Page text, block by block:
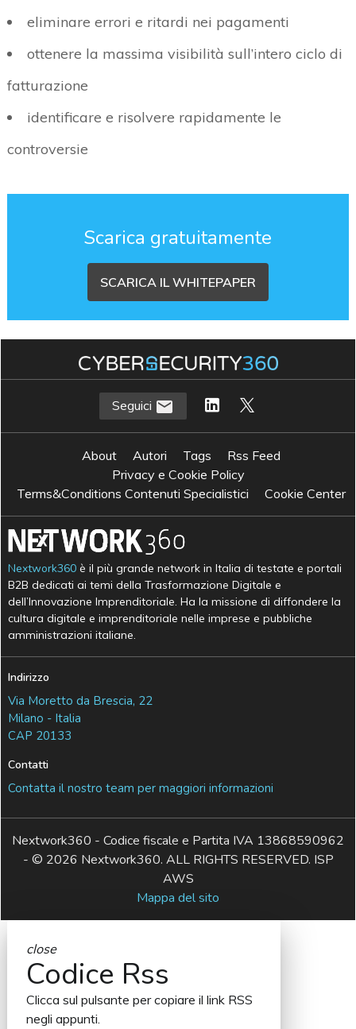
eliminare errori e ritardi nei pagamenti
ottenere la massima visibilità sull’intero ciclo di
fatturazione
identificare e risolvere rapidamente le
controversie
Scarica gratuitamente
SCARICA IL WHITEPAPER
Seguici
About Autori Tags
Rss Feed
Privacy e Cookie Policy
Terms&Conditions Contenuti Specialistici
Cookie Center
Nextwork360 è il più grande network in Italia di testate e portali
B2B dedicati ai temi della Trasformazione Digitale e
dell’Innovazione Imprenditoriale. Ha la missione di diffondere la
cultura digitale e imprenditoriale nelle imprese e pubbliche
amministrazioni italiane.
Indirizzo
Via Moretto da Brescia, 22
Milano - Italia
CAP 20133
Contatti
Contatta il nostro team per maggiori informazioni
Nextwork360 - Codice fiscale e Partita IVA 13868590962
- © 2026 Nextwork360. ALL RIGHTS RESERVED. ISP
AWS
Mappa del sito
close
Codice Rss
Clicca sul pulsante per copiare il link RSS
negli appunti.